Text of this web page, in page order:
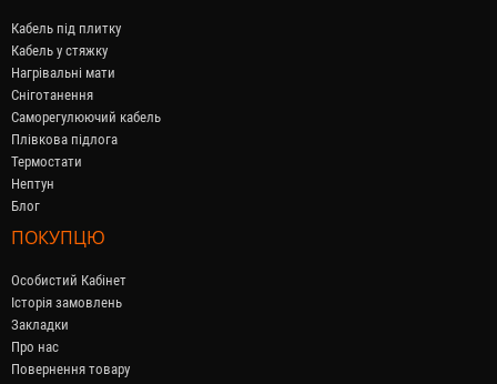
Кабель під плитку
Кабель у стяжку
Нагрівальні мати
Сніготанення
Саморегулюючий кабель
Плівкова підлога
Термостати
Нептун
Блог
ПОКУПЦЮ
Особистий Кабінет
Історія замовлень
Закладки
Про нас
Повернення товару